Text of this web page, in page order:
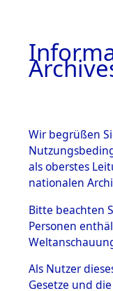
BESTÄNDE
1.
mente
5.
Wir begrüßen
als oberstes
nationalen
Bitte beachten
Personen
Als Nutzer
Gesetze und